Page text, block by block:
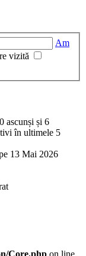
Am
vizită
ascunși și 6
în ultimele 5
13 Mai 2026